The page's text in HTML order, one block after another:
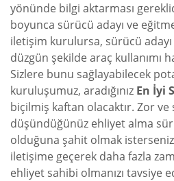
yönünde bilgi aktarması
boyunca sürücü adayı ve
iletişim kurulursa, sürücü adayı
düzgün şekilde araç kullanımı
Sizlere bunu sağlayabilecek
kuruluşumuz, aradığınız En İyi
biçilmiş kaftan olacaktır. Zor ve
düşündüğünüz ehliyet alma
olduğuna şahit olmak
iletişime geçerek daha fazla
ehliyet sahibi olmanızı tavsiye